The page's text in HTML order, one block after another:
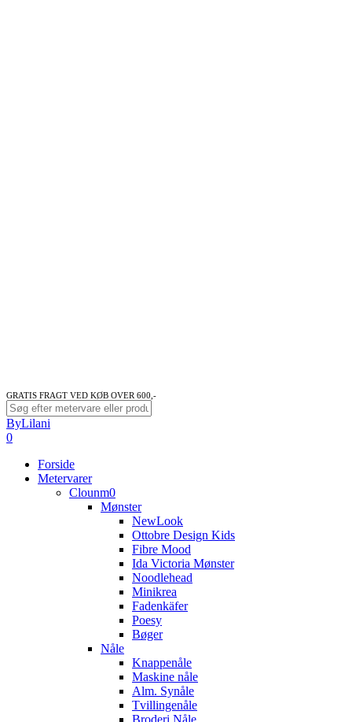
GRATIS FRAGT VED KØB OVER 600,-
Close
Search
ByLilani
search
account
0
Forside
Metervarer
Clounm0
Mønster
NewLook
Ottobre Design Kids
Fibre Mood
Ida Victoria Mønster
Noodlehead
Minikrea
Fadenkäfer
Poesy
Bøger
Nåle
Knappenåle
Maskine nåle
Alm. Synåle
Tvillingenåle
Broderi Nåle